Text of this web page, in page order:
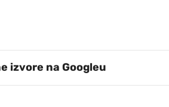
izvore na Googleu